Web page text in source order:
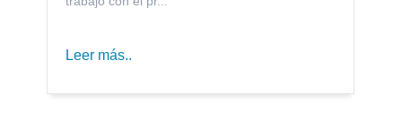
Leer más..